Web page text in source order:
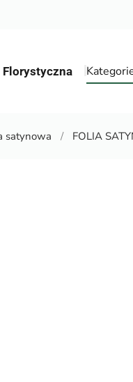
Florystyczna
satynowa FOLIA